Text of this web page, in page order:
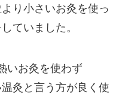
り小さいお灸を使っ
ていました。
いお灸を使わず
灸と言う方が良く使